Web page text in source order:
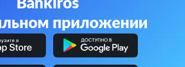
Bankiros
в мобильном приложении